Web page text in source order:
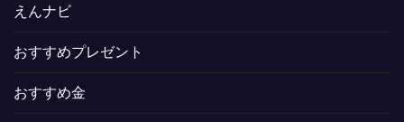
えんナビ
おすすめプレゼント
おすすめ金